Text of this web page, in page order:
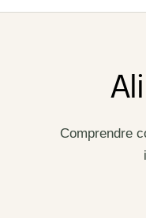
Comprendre